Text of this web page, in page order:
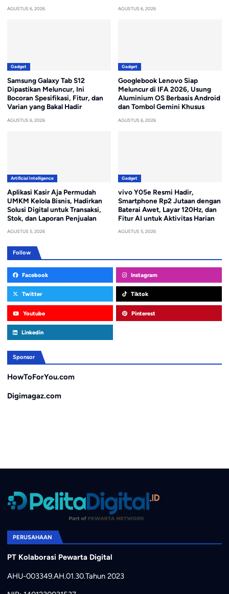
AGUSTUS 6, 2026 AGUSTUS 6, 2026
Gadget
Samsung Galaxy Tab S12
Dipastikan Meluncur, Ini
Bocoran Spesifikasi, Fitur, dan
Varian yang Bakal Hadir
AGUSTUS 6, 2026
Gadget
Googlebook Lenovo Siap
Meluncur di IFA 2026, Usung
Aluminium OS Berbasis Android
dan Tombol Gemini Khusus
AGUSTUS 6, 2026
Artificial Intelligence
Aplikasi Kasir Aja Permudah
UMKM Kelola Bisnis, Hadirkan
Solusi Digital untuk Transaksi,
Stok, dan Laporan Penjualan
AGUSTUS 5, 2026
Gadget
vivo Y05e Resmi Hadir,
Smartphone Rp2 Jutaan dengan
Baterai Awet, Layar 120Hz, dan
Fitur AI untuk Aktivitas Harian
AGUSTUS 5, 2026
Follow
Facebook Instagram
Twitter Tiktok
Youtube Pinterest
Linkedin
Sponsor
HowToForYou.com
Digimagaz.com
PERUSAHAAN
PT Kolaborasi Pewarta Digital
AHU-003349.AH.01.30.Tahun 2023